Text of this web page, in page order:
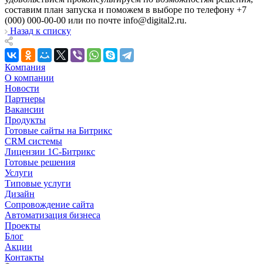
составим план запуска и поможем в выборе по телефону +7
(000) 000-00-00 или по почте info@digital2.ru.
Назад к списку
Компания
О компании
Новости
Партнеры
Вакансии
Продукты
Готовые сайты на Битрикс
CRM системы
Лицензии 1С-Битрикс
Готовые решения
Услуги
Типовые услуги
Дизайн
Сопровождение сайта
Автоматизация бизнеса
Проекты
Блог
Акции
Контакты